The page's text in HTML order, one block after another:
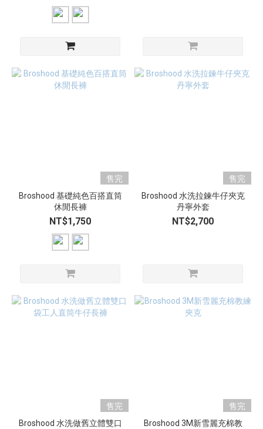
售完
Broshood 基礎純色百搭直筒
休閒長褲
NT$1,750
售完
Broshood 水洗拉鍊牛仔夾克
丹寧外套
NT$2,700
售完
Broshood 水洗做舊立體雙口
售完
Broshood 3M新雪麗充棉教